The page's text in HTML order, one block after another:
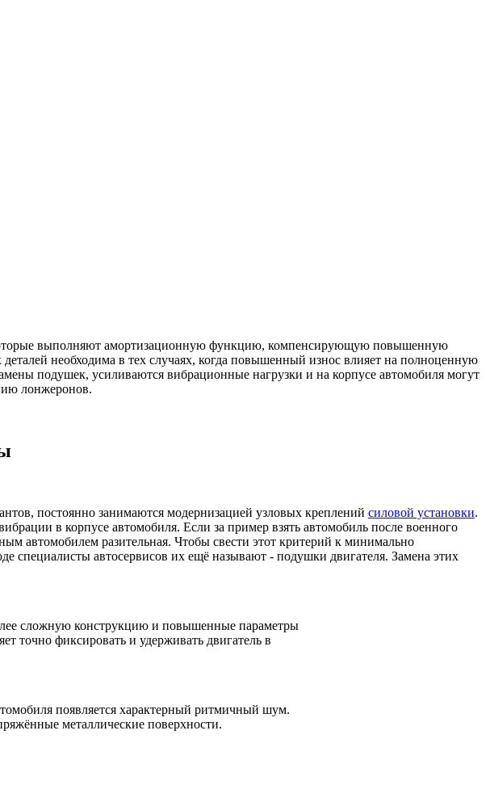
выполняют амортизационную функцию, компенсирующую повышенную
необходима в тех случаях, когда повышенный износ влияет на полноценную
подушек, усиливаются вибрационные нагрузки и на корпусе автомобиля могут
лонжеронов.
постоянно занимаются модернизацией узловых креплений силовой установки.
в корпусе автомобиля. Если за пример взять автомобиль после военного
автомобилем разительная. Чтобы свести этот критерий к минимально
автосервисов их ещё называют - подушки двигателя. Замена этих
сложную конструкцию и повышенные параметры
точно фиксировать и удерживать двигатель в
появляется характерный ритмичный шум.
металлические поверхности.